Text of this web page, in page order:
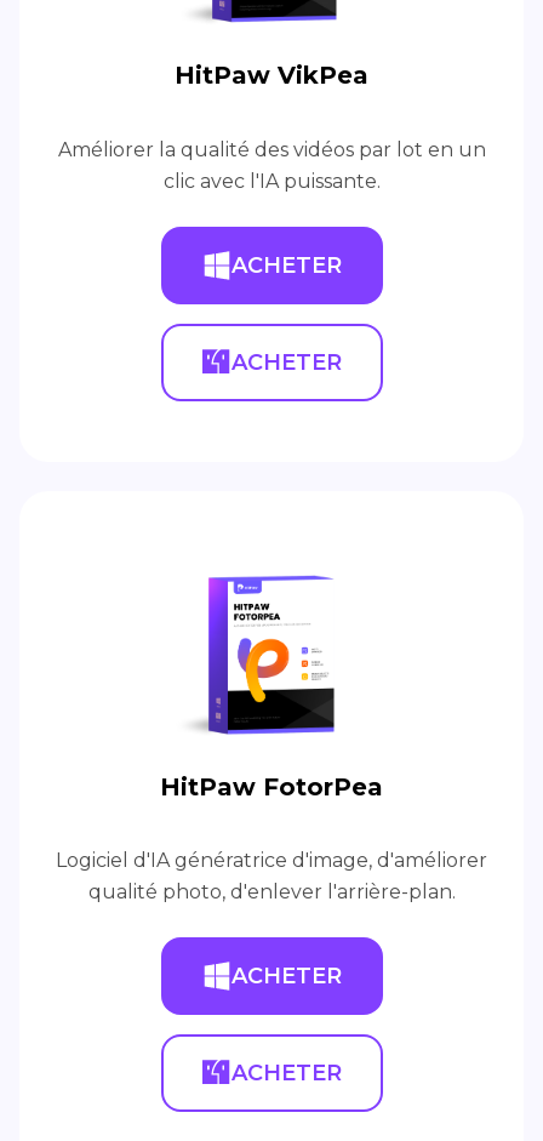
HitPaw VikPea
Améliorer la qualité des vidéos par lot en un
clic avec l'IA puissante.
ACHETER
ACHETER
HitPaw FotorPea
Logiciel d'IA génératrice d'image, d'améliorer
qualité photo, d'enlever l'arrière-plan.
ACHETER
ACHETER